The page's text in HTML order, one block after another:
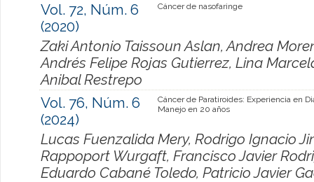
Vol. 72, Núm. 6
(2020)
Cáncer de nasofaringe
Zaki Antonio Taissoun Aslan, Andrea
Andrés Felipe Rojas Gutierrez, Lina
Anibal Restrepo
Vol. 76, Núm. 6
(2024)
Cáncer de Paratiroides: Experiencia en
Manejo en 20 años
Lucas Fuenzalida Mery, Rodrigo Ignacio
Rappoport Wurgaft, Francisco Javier
Eduardo Cabané Toledo, Patricio Javier